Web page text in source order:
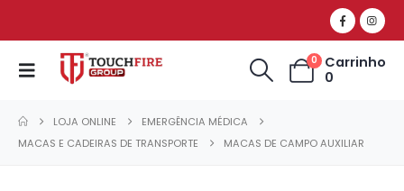
0
Carrinho
0
LOJA ONLINE
EMERGÊNCIA MÉDICA
MACAS E CADEIRAS DE TRANSPORTE
MACAS DE CAMPO AUXILIAR